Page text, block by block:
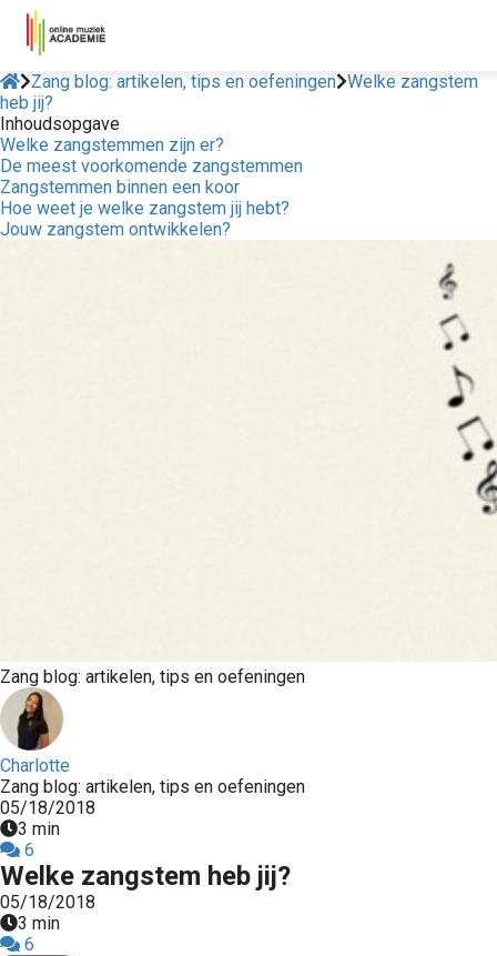
Zang blog: artikelen, tips en oefeningen Welke zangstem
heb jij?
Inhoudsopgave
Welke zangstemmen zijn er?
De meest voorkomende zangstemmen
Zangstemmen binnen een koor
Hoe weet je welke zangstem jij hebt?
Jouw zangstem ontwikkelen?
Zang blog: artikelen, tips en oefeningen
Charlotte
Zang blog: artikelen, tips en oefeningen
05/18/2018
3 min
6
Welke zangstem heb jij?
05/18/2018
3 min
6